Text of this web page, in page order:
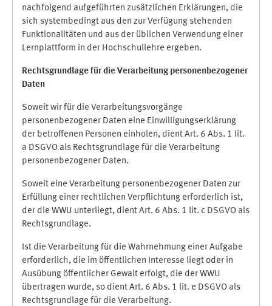
nachfolgend aufgeführten zusätzlichen Erklärungen, die
sich systembedingt aus den zur Verfügung stehenden
Funktionalitäten und aus der üblichen Verwendung einer
Lernplattform in der Hochschullehre ergeben.
Rechtsgrundlage für die Verarbeitung personenbezogener
Daten
Soweit wir für die Verarbeitungsvorgänge
personenbezogener Daten eine Einwilligungserklärung
der betroffenen Personen einholen, dient Art. 6 Abs. 1 lit.
a DSGVO als Rechtsgrundlage für die Verarbeitung
personenbezogener Daten.
Soweit eine Verarbeitung personenbezogener Daten zur
Erfüllung einer rechtlichen Verpflichtung erforderlich ist,
der die WWU unterliegt, dient Art. 6 Abs. 1 lit. c DSGVO als
Rechtsgrundlage.
Ist die Verarbeitung für die Wahrnehmung einer Aufgabe
erforderlich, die im öffentlichen Interesse liegt oder in
Ausübung öffentlicher Gewalt erfolgt, die der WWU
übertragen wurde, so dient Art. 6 Abs. 1 lit. e DSGVO als
Rechtsgrundlage für die Verarbeitung.